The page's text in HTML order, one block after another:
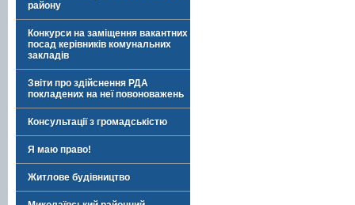
району
Конкурси на заміщення вакантних
посад керівників комунальних
закладів
Звіти про здійснення РДА
покладених на неї повоноважень
Консультації з громадськістю
Я маю право!
Житлове будівництво